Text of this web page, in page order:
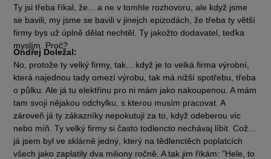
Ty jsi třeba říkal, že... a ne v tomhle rozhovoru, ale když jsme
se bavili, my jsme se bavili v jinejch epizodách, že třeba ty větší
firmy bys už úplně dělat nechtěl. Ty jakožto dodavatel, teďka
myslím. Proč?
Ondřej Doležal:
No, protože ty velký firmy, tak... když je to velká firma výrobní,
která najednou tady omezí výrobu, tak má nižší spotřebu, třeba
o půlku. Ale já tu elektřinu pro ni mám jako nakoupenou. A mám
tam svoji nějakou odchylku, s kterou musím pracovat. A
zároveň já ty zákazníky nepokutuji za to, když odeberou víc
nebo míň. Ty velký firmy si často todlencto nechávaj líbit. Což...
já jsem byl ve sklárně jedný, který na tědlenctěch poplatcích
všech jako zaplatily dva miliony ročně. A tak jim říkám: "Hele, to